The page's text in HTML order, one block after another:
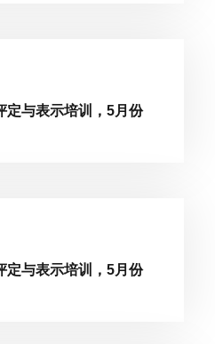
定与表示培训，5月份
定与表示培训，5月份